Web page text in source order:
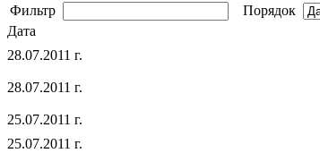
Фильтр
Порядок
Дата
28.07.2011 г.
28.07.2011 г.
25.07.2011 г.
25.07.2011 г.